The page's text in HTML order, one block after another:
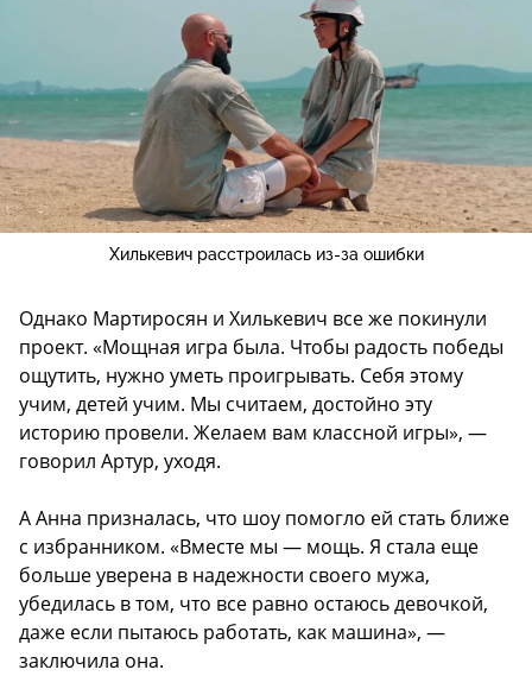
Хилькевич расстроилась из-за ошибки
Однако Мартиросян и Хилькевич все же покинули
проект. «Мощная игра была. Чтобы радость победы
ощутить, нужно уметь проигрывать. Себя этому
учим, детей учим. Мы считаем, достойно эту
историю провели. Желаем вам классной игры», —
говорил Артур, уходя.
А Анна призналась, что шоу помогло ей стать ближе
с избранником. «Вместе мы — мощь. Я стала еще
больше уверена в надежности своего мужа,
убедилась в том, что все равно остаюсь девочкой,
даже если пытаюсь работать, как машина», —
заключила она.